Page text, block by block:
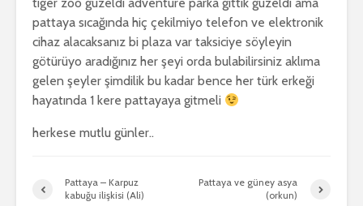
pattaya sıcağında hiç çekilmiyo telefon ve elektronik
cihaz alacaksanız bi plaza var taksiciye söyleyin
götürüyo aradığınız her şeyi orda bulabilirsiniz aklıma
gelen şeyler şimdilik bu kadar bence her türk erkeği
hayatında 1 kere pattayaya gitmeli
herkese mutlu günler..
Pattaya – Karpuz
kabuğu ilişkisi (Ali)
Pattaya ve güney asya
(orkun)